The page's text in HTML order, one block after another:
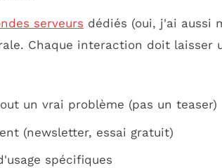
serveurs dédiés (oui, j'ai aussi
Chaque interaction doit laisser
un vrai problème (pas un teaser)
(newsletter, essai gratuit)
spécifiques